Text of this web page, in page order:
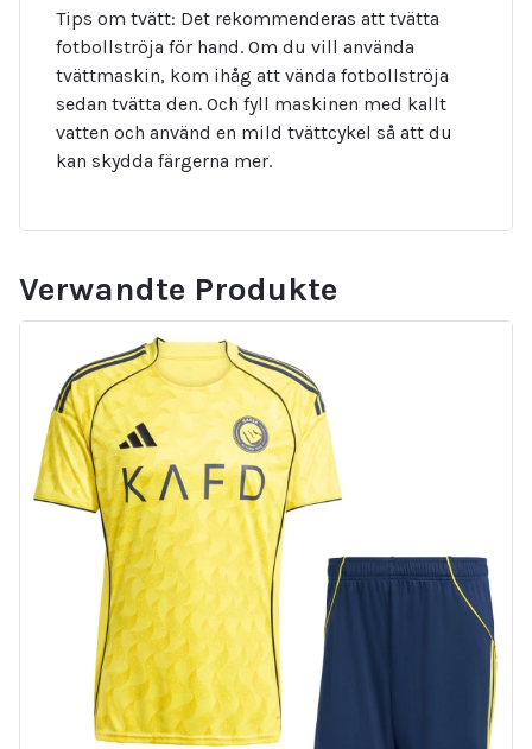
Tips om tvätt: Det rekommenderas att tvätta
fotbollströja för hand. Om du vill använda
tvättmaskin, kom ihåg att vända fotbollströja
sedan tvätta den. Och fyll maskinen med kallt
vatten och använd en mild tvättcykel så att du
kan skydda färgerna mer.
Verwandte Produkte